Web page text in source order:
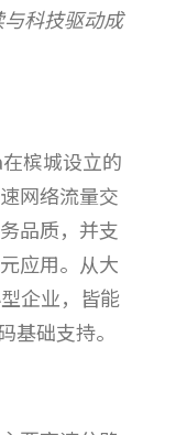
科技驱动成
槟城设立的
网络流量交
品质，并支
应用。从大
企业，皆能
基础支持。